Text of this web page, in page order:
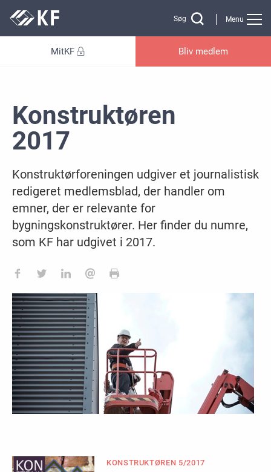
Menu
Søg
MitKF Bliv medlem
Konstruktøren
2017
Konstruktørforeningen udgiver et journalistisk
redigeret medlemsblad, der handler om
emner, der er relevante for
bygningskonstruktører. Her finder du numre,
som KF har udgivet i 2017.
KONSTRUKTØREN 5/2017